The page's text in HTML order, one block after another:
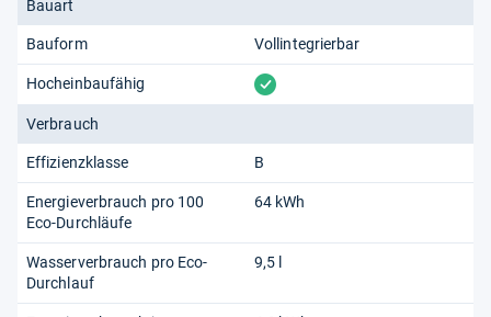
Bauart
Bauform Vollintegrierbar
Hocheinbaufähig vorhanden
Verbrauch
Effizienzklasse B
Energieverbrauch pro 100
Eco-Durchläufe
64 kWh
Wasserverbrauch pro Eco-
Durchlauf
9,5 l